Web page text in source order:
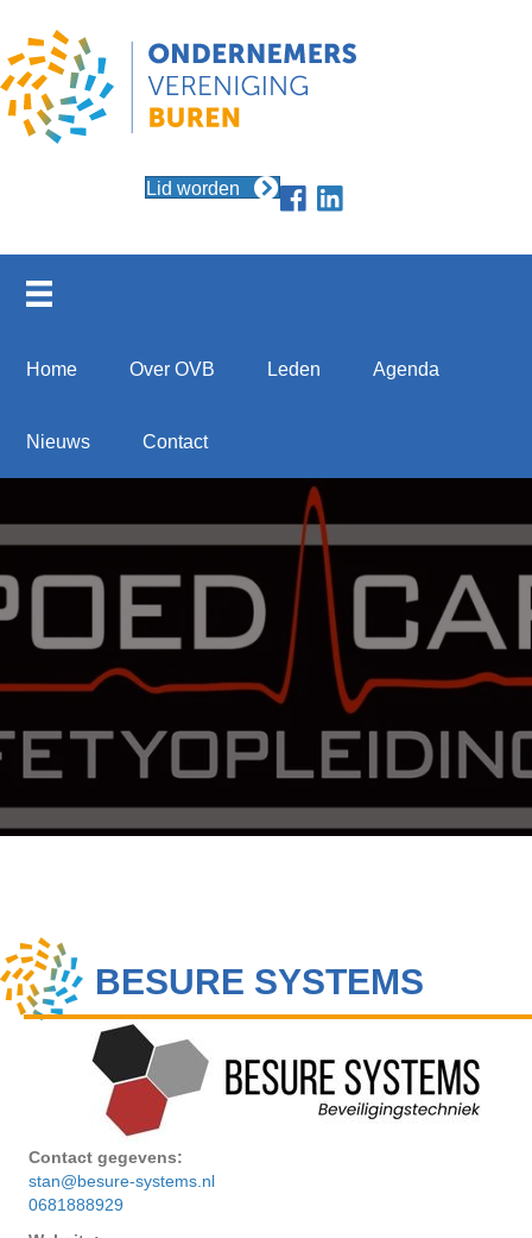
Lid worden
Home Over OVB Leden Agenda
Nieuws Contact
BESURE SYSTEMS
Contact gegevens:
stan@besure-systems.nl
0681888929